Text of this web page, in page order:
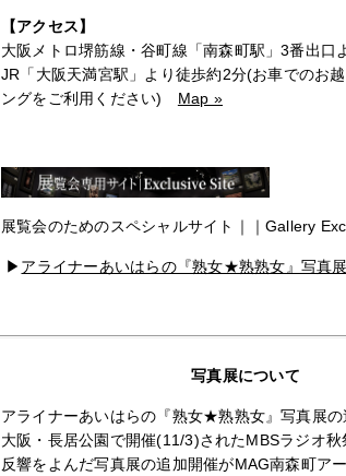
【アクセス】
大阪メトロ堺筋線・谷町線「南森町駅」3番出口
JR「大阪天満宮駅」より徒歩約2分(お車でのお
ングをご利用ください) Map »
展覧会のためのスペシャルサイト｜｜Gallery
▶ アライナーあいはらの『熟女★熟熟女』写真
写真展について
アライナーあいはらの『熟女★熟熟女』写真展
大阪・長居公園で開催(11/3)されたMBSラジオ
反響をよんだ写真展の追加開催がMAG南森町ア